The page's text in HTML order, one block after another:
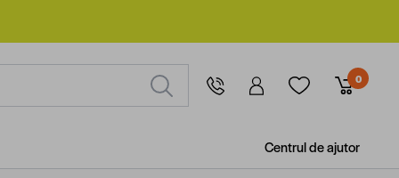
0
Centrul de ajutor